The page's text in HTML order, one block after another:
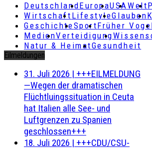
DeutschlandEuropaUSAWelt
Wirtschaft LifestyleGlauben
GeschichteSportFrüher
MedienVerteidigung
Natur & HeimatGesundheit
Eilmeldungen
31. Juli 2026 | +++EILMELDUNG
—Wegen der dramatischen
Flüchtluingssituation in Ceuta
hat Italien alle See- und
Luftgrenzen zu Spanien
geschlossen+++
18. Juli 2026 | +++CDU/CSU-